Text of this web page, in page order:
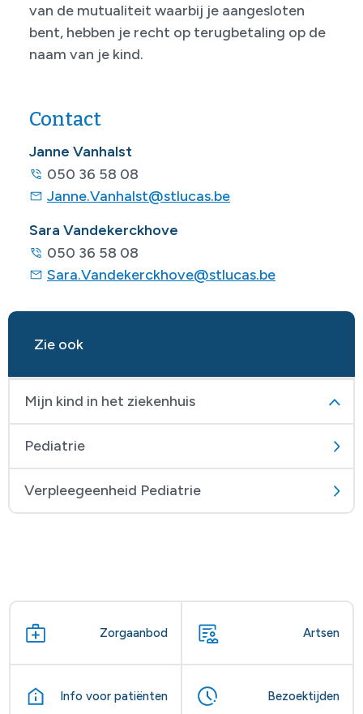
van de mutualiteit waarbij je aangesloten
bent, hebben je recht op terugbetaling op de
naam van je kind.
Contact
Janne Vanhalst
050 36 58 08
Janne.Vanhalst@stlucas.be
Sara Vandekerckhove
050 36 58 08
Sara.Vandekerckhove@stlucas.be
Zie ook
Mijn kind in het ziekenhuis
Pediatrie
Verpleegeenheid Pediatrie
Zorgaanbod Artsen
Info voor patiënten Bezoektijden